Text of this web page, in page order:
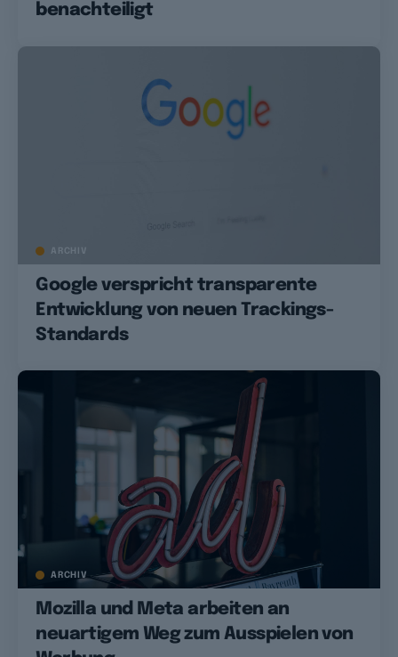
benachteiligt
ARCHIV
Google verspricht transparente
Entwicklung von neuen Trackings-
Standards
ARCHIV
Mozilla und Meta arbeiten an
neuartigem Weg zum Ausspielen von